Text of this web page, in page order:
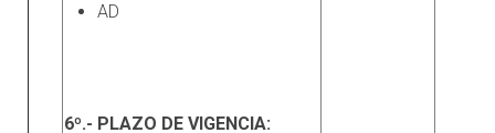
AD
6º.- PLAZO DE VIGENCIA: